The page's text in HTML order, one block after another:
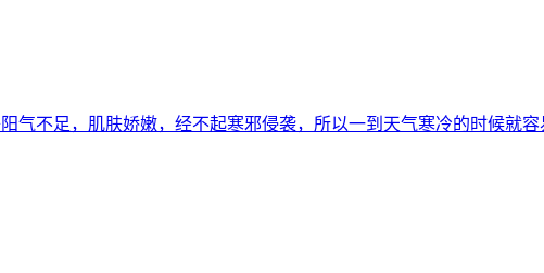
不足，肌肤娇嫩，经不起寒邪侵袭，所以一到天气寒冷的时候就容